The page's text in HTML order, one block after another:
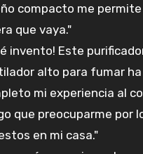
compacto me
que vaya."
invento! Este
alto para fumar
mi experiencia al
que preocuparme por
en mi casa."